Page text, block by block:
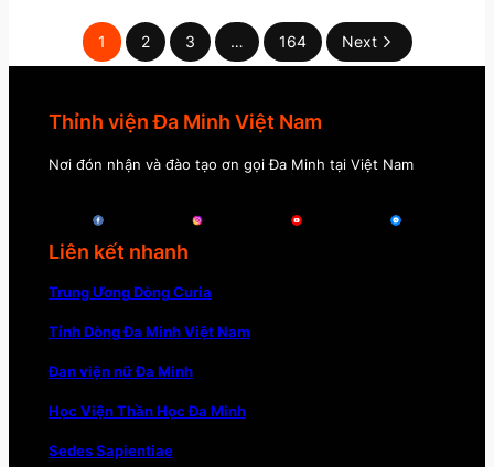
1 2 3 … 164 Next
Thỉnh viện Đa Minh Việt Nam
Nơi đón nhận và đào tạo ơn gọi Đa Minh tại Việt Nam
Liên kết nhanh
Trung Ương Dòng Curia
Tỉnh Dòng Đa Minh Việt Nam
Đan viện nữ Đa Minh
Học Viện Thần Học Đa Minh
Sedes Sapientiae